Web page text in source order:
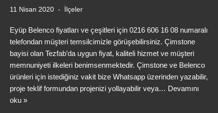
11 Nisan 2020 İlçeler
Eyüp Belenco fiyatları ve çeşitleri için 0216 606 16 08 numaralı
telefondan müşteri temsilcimizle görüşebilirsiniz. Çimstone
bayisi olan Tezfab’da uygun fiyat, kaliteli hizmet ve müşteri
memnuniyeti ilkeleri benimsenmektedir. Çimstone ve Belenco
ürünleri için istediğiniz vakit bize Whatsapp üzerinden yazabilir,
proje teklif formundan projenizi yollayabilir veya… Devamını
oku »